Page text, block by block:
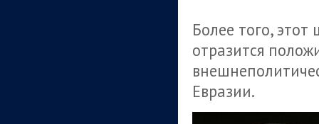
Более того,
отразится
Евразии.